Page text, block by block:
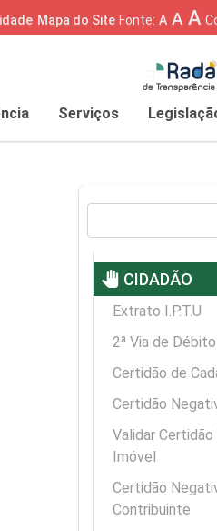
Mapa do Site Fonte: A A A
Serviços
pan_tool CIDADÃO
Extrato I.P.T.U
2ª Via de
Certidão de
Certidão
Validar
Imóvel
Certidão
Contribuinte